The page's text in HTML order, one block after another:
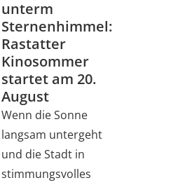
unterm
Sternenhimmel:
Rastatter
Kinosommer
startet am 20.
August
Wenn die Sonne
langsam untergeht
und die Stadt in
stimmungsvolles